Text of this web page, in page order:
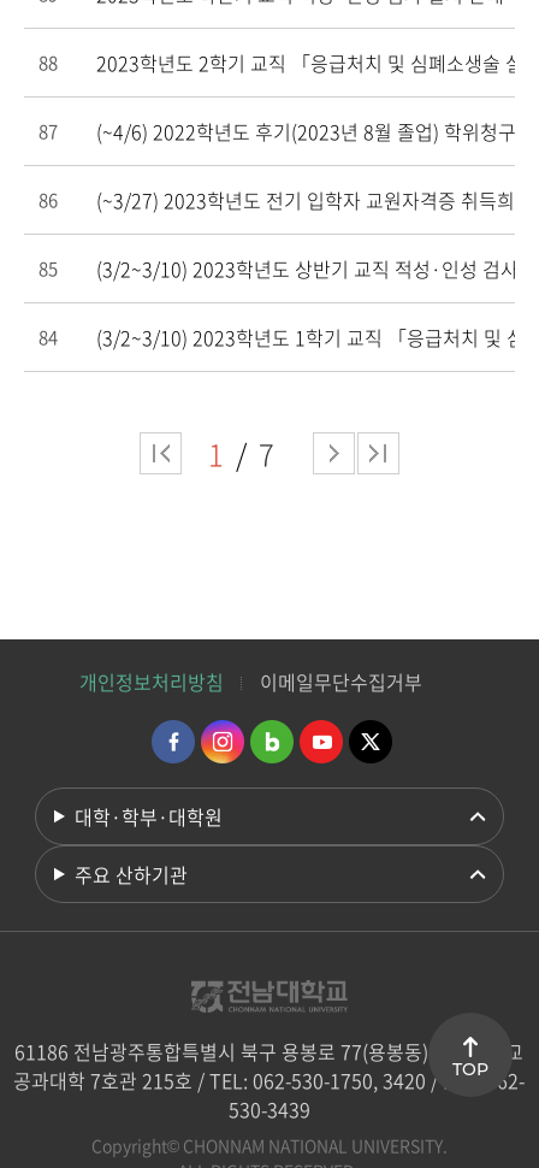
88 2023학년도 2학기 교직 「응급처치 및 심폐소생술 실
87 (~4/6) 2022학년도 후기(2023년 8월 졸업) 학위청구
86 (~3/27) 2023학년도 전기 입학자 교원자격증 취득희망
85 (3/2~3/10) 2023학년도 상반기 교직 적성·인성 검사
84 (3/2~3/10) 2023학년도 1학기 교직 「응급처치 및 심
1 7
개인정보처리방침 이메일무단수집거부
대학·학부·대학원
주요 산하기관
61186 전남광주통합특별시 북구 용봉로 77(용봉동) 전남대학교
공과대학 7호관 215호 / TEL: 062-530-1750, 3420 / FAX: 062-
530-3439
Copyright© CHONNAM NATIONAL UNIVERSITY.
TOP